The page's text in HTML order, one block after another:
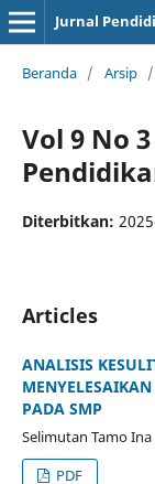
Jurnal
Beranda / Arsip /
Vol 9 No
Diterbitkan:
Articles
ANALISIS
PADA SMP
Selimutan Tamo Ina
PDF